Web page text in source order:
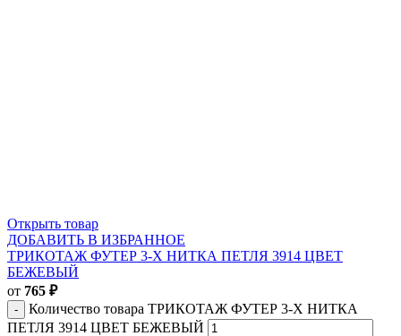
Открыть товар
ДОБАВИТЬ В ИЗБРАННОЕ
ТРИКОТАЖ ФУТЕР 3-Х НИТКА ПЕТЛЯ 3914 ЦВЕТ
БЕЖЕВЫЙ
от 765 ₽
Количество товара ТРИКОТАЖ ФУТЕР 3-Х НИТКА
ПЕТЛЯ 3914 ЦВЕТ БЕЖЕВЫЙ